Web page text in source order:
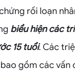
rối loạn
biểu hiện các
15 tuổi. Các
gồm các vấn